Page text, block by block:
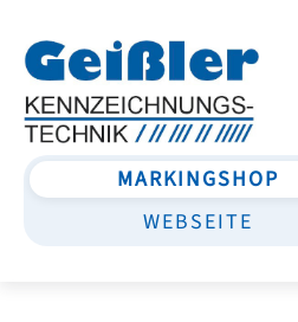
MARKINGSHOP
WEBSEITE